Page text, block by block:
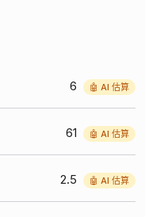
6 🤖 AI 估算
61 🤖 AI 估算
2.5 🤖 AI 估算